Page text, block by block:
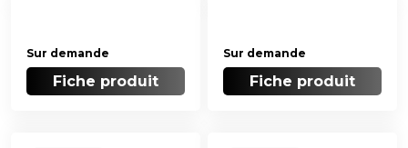
Sur demande
Fiche produit
Sur demande
Fiche produit